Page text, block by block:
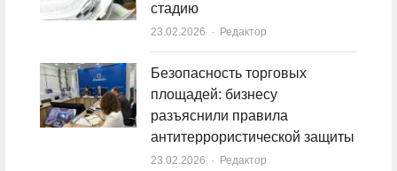
стадию
23.02.2026 Author
Редактор
Безопасность торговых
площадей: бизнесу
разъяснили правила
антитеррористической защиты
23.02.2026 Author
Редактор